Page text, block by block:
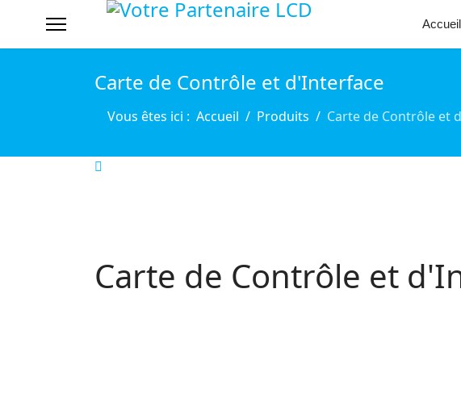
Accueil
Carte de Contrôle et d'Interface
Vous êtes ici : Accueil Produits Carte de Contrôle et
Carte de Contrôle et